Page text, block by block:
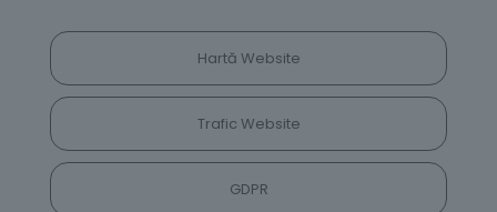
Hartă Website
Trafic Website
GDPR